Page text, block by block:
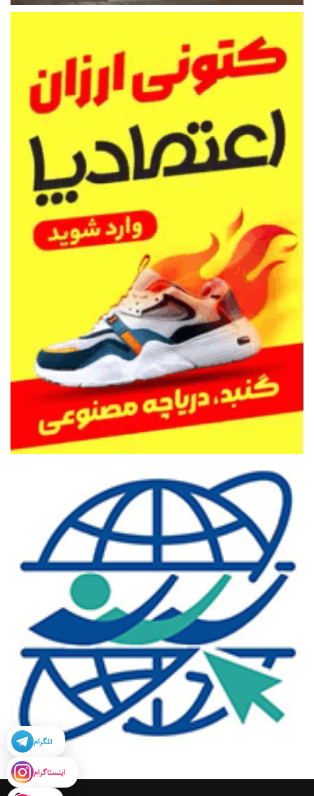
تلگرام
اینستاگرام